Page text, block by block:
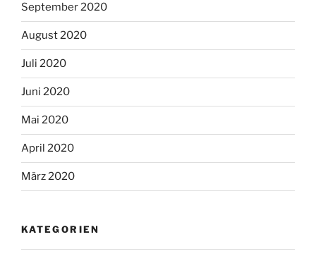
September 2020
August 2020
Juli 2020
Juni 2020
Mai 2020
April 2020
März 2020
KATEGORIEN